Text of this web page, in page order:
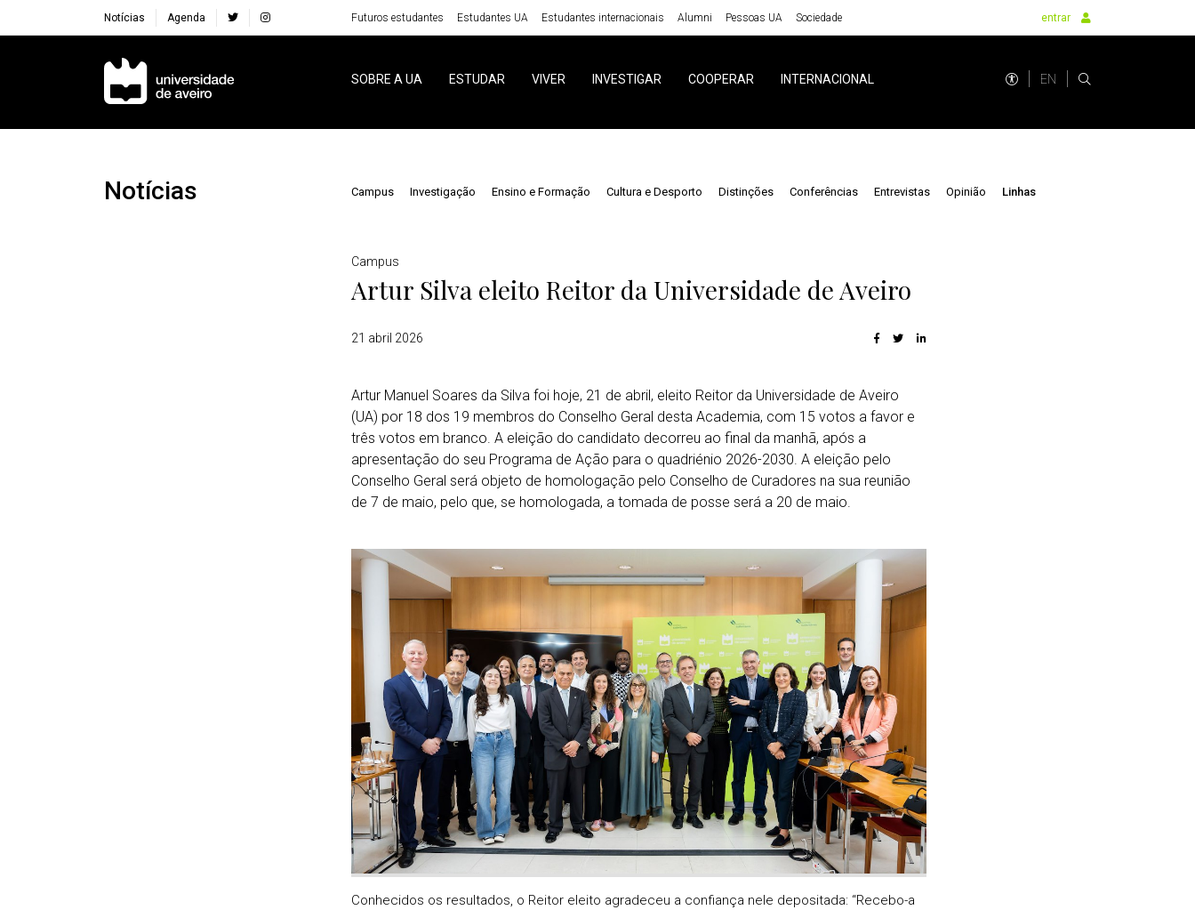
Notícias Agenda Futuros estudantes Estudantes UA Estudantes internacionais Alumni Pessoas UA Sociedade entrar
Navegação Principal
SOBRE A UA ESTUDAR VIVER INVESTIGAR COOPERAR INTERNACIONAL EN
Notícias Campus Investigação Ensino e Formação Cultura e Desporto Distinções Conferências Entrevistas Opinião Linhas
Campus
Artur Silva eleito Reitor da Universidade de Aveiro
21 abril 2026
Artur Manuel Soares da Silva foi hoje, 21 de abril, eleito Reitor da Universidade de Aveiro
(UA) por 18 dos 19 membros do Conselho Geral desta Academia, com 15 votos a favor e
três votos em branco. A eleição do candidato decorreu ao final da manhã, após a
apresentação do seu Programa de Ação para o quadriénio 2026-2030. A eleição pelo
Conselho Geral será objeto de homologação pelo Conselho de Curadores na sua reunião
de 7 de maio, pelo que, se homologada, a tomada de posse será a 20 de maio.
Conhecidos os resultados, o Reitor eleito agradeceu a confiança nele depositada: “Recebo-a